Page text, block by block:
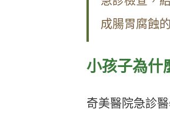
成腸胃腐蝕
小孩子為什
奇美醫院急診